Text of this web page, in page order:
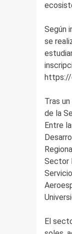
Según
se
https://
Tras
de la
Entre
Sector
El